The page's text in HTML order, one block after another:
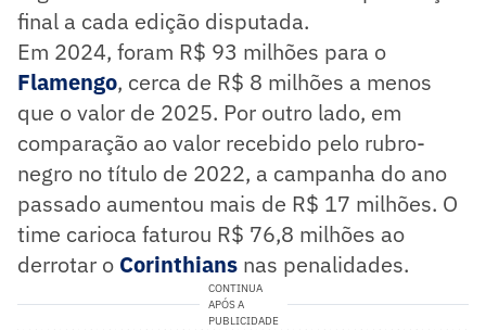
final a cada edição disputada.
Em 2024, foram R$ 93 milhões para o
Flamengo, cerca de R$ 8 milhões a menos
que o valor de 2025. Por outro lado, em
comparação ao valor recebido pelo rubro-
negro no título de 2022, a campanha do ano
passado aumentou mais de R$ 17 milhões. O
time carioca faturou R$ 76,8 milhões ao
derrotar o Corinthians nas penalidades.
CONTINUA
APÓS A
PUBLICIDADE